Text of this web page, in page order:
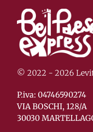
© 2022 - 2026
P.iva: 04746590274
VIA BOSCHI, 128/A
30030